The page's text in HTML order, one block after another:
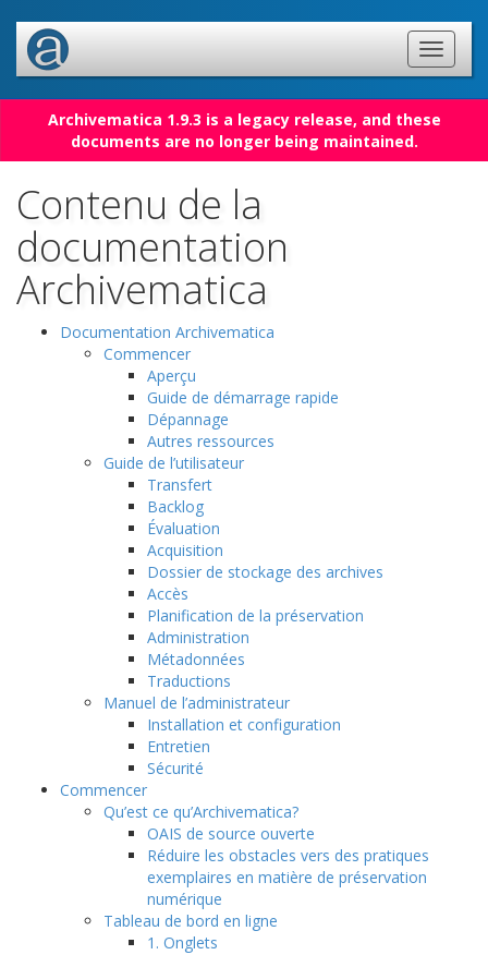
Archivematica 1.9.3 is a legacy release, and these
documents are no longer being maintained.
Contenu de la
documentation
Archivematica
Documentation Archivematica
Commencer
Aperçu
Guide de démarrage rapide
Dépannage
Autres ressources
Guide de l’utilisateur
Transfert
Backlog
Évaluation
Acquisition
Dossier de stockage des archives
Accès
Planification de la préservation
Administration
Métadonnées
Traductions
Manuel de l’administrateur
Installation et configuration
Entretien
Sécurité
Commencer
Qu’est ce qu’Archivematica?
OAIS de source ouverte
Réduire les obstacles vers des pratiques
exemplaires en matière de préservation
numérique
Tableau de bord en ligne
1. Onglets